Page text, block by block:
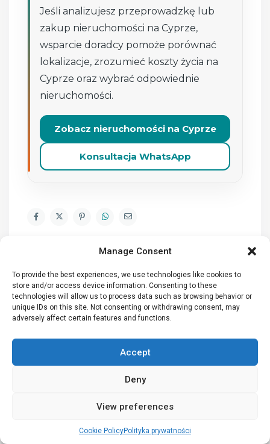
Manage Consent
To provide the best experiences, we use technologies like cookies to
store and/or access device information. Consenting to these
technologies will allow us to process data such as browsing behavior or
unique IDs on this site. Not consenting or withdrawing consent, may
adversely affect certain features and functions.
Accept
Deny
View preferences
Cookie PolicyPolityka prywatności
Jeśli analizujesz przeprowadzkę lub
zakup nieruchomości na Cyprze,
wsparcie doradcy pomoże porównać
lokalizacje, zrozumieć koszty życia na
Cyprze oraz wybrać odpowiednie
nieruchomości.
Zobacz nieruchomości na Cyprze
Konsultacja WhatsApp
Szukanie zaawansowane